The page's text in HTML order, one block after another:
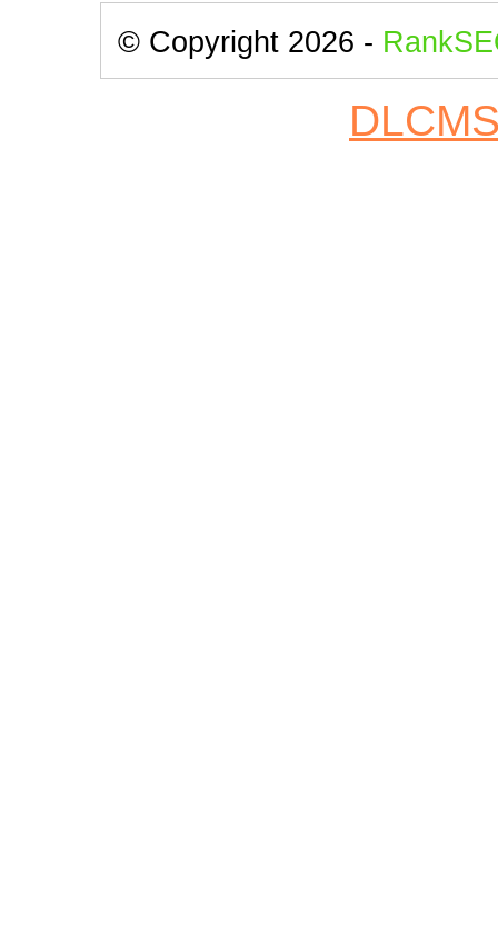
© Copyright 2026 -